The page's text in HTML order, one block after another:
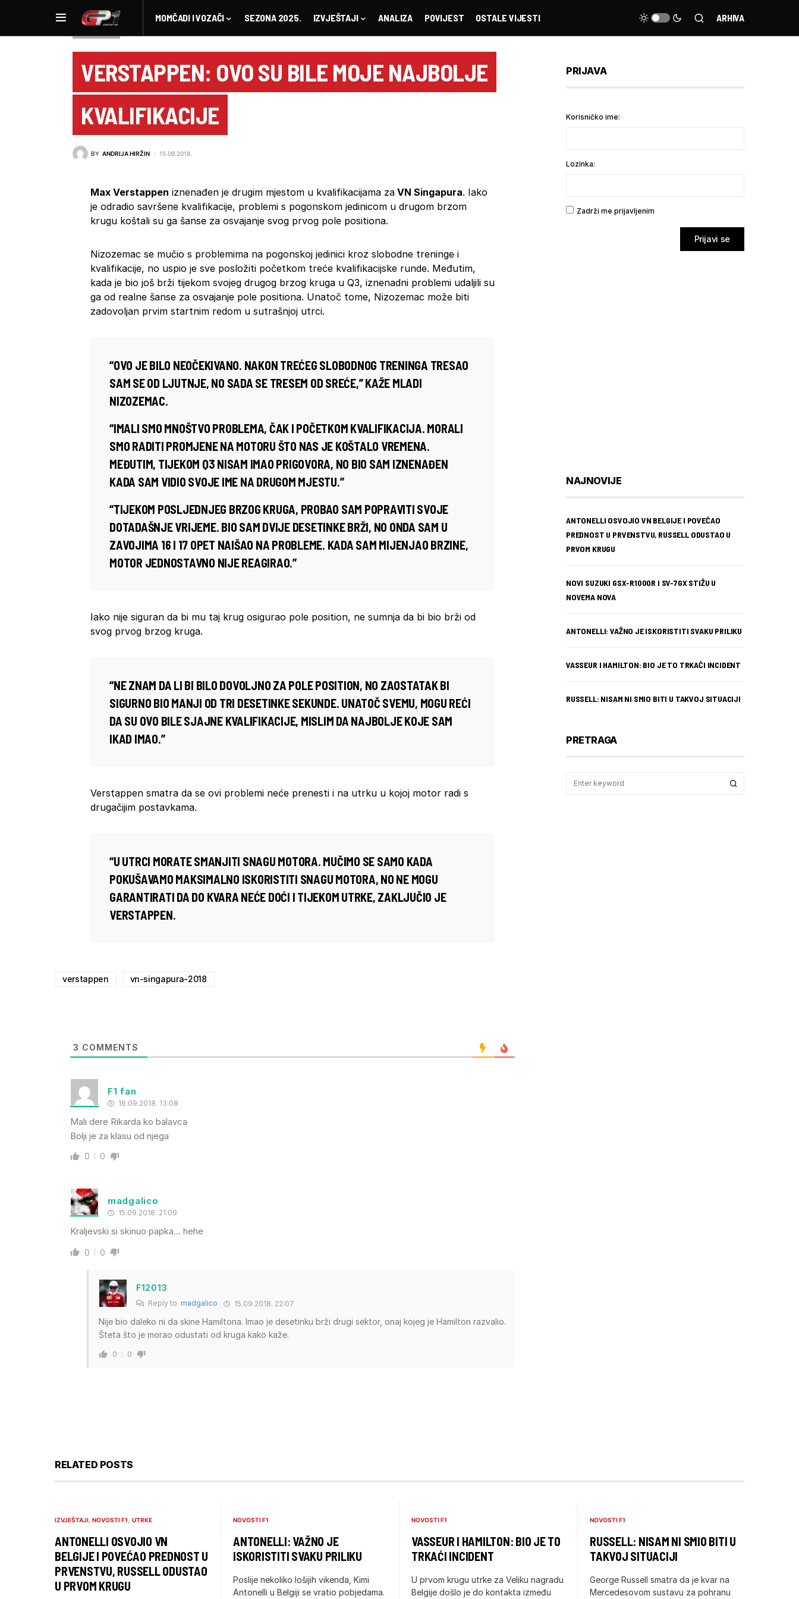
MOMČADI I VOZAČI SEZONA 2025. IZVJEŠTAJI ANALIZA POVIJEST OSTALE VIJESTI ARHIVA
VERSTAPPEN: OVO SU BILE MOJE NAJBOLJE
KVALIFIKACIJE
BY ANDRIJA HIRŽIN 15.09.2018.
Max Verstappen iznenađen je drugim mjestom u kvalifikacijama za VN Singapura. Iako
je odradio savršene kvalifikacije, problemi s pogonskom jedinicom u drugom brzom
krugu koštali su ga šanse za osvajanje svog prvog pole positiona.
Nizozemac se mučio s problemima na pogonskoj jedinici kroz slobodne treninge i
kvalifikacije, no uspio je sve posložiti početkom treće kvalifikacijske runde. Međutim,
kada je bio još brži tijekom svojeg drugog brzog kruga u Q3, iznenadni problemi udaljili su
ga od realne šanse za osvajanje pole positiona. Unatoč tome, Nizozemac može biti
zadovoljan prvim startnim redom u sutrašnjoj utrci.
“OVO JE BILO NEOČEKIVANO. NAKON TREĆEG SLOBODNOG TRENINGA TRESAO
SAM SE OD LJUTNJE, NO SADA SE TRESEM OD SREĆE,” KAŽE MLADI
NIZOZEMAC.
“IMALI SMO MNOŠTVO PROBLEMA, ČAK I POČETKOM KVALIFIKACIJA. MORALI
SMO RADITI PROMJENE NA MOTORU ŠTO NAS JE KOŠTALO VREMENA.
MEĐUTIM, TIJEKOM Q3 NISAM IMAO PRIGOVORA, NO BIO SAM IZNENAĐEN
KADA SAM VIDIO SVOJE IME NA DRUGOM MJESTU.”
“TIJEKOM POSLJEDNJEG BRZOG KRUGA, PROBAO SAM POPRAVITI SVOJE
DOTADAŠNJE VRIJEME. BIO SAM DVIJE DESETINKE BRŽI, NO ONDA SAM U
ZAVOJIMA 16 I 17 OPET NAIŠAO NA PROBLEME. KADA SAM MIJENJAO BRZINE,
MOTOR JEDNOSTAVNO NIJE REAGIRAO.”
Iako nije siguran da bi mu taj krug osigurao pole position, ne sumnja da bi bio brži od
svog prvog brzog kruga.
“NE ZNAM DA LI BI BILO DOVOLJNO ZA POLE POSITION, NO ZAOSTATAK BI
SIGURNO BIO MANJI OD TRI DESETINKE SEKUNDE. UNATOČ SVEMU, MOGU REĆI
DA SU OVO BILE SJAJNE KVALIFIKACIJE, MISLIM DA NAJBOLJE KOJE SAM
IKAD IMAO.”
Verstappen smatra da se ovi problemi neće prenesti i na utrku u kojoj motor radi s
drugačijim postavkama.
“U UTRCI MORATE SMANJITI SNAGU MOTORA. MUČIMO SE SAMO KADA
POKUŠAVAMO MAKSIMALNO ISKORISTITI SNAGU MOTORA, NO NE MOGU
GARANTIRATI DA DO KVARA NEĆE DOĆI I TIJEKOM UTRKE, ZAKLJUČIO JE
VERSTAPPEN.
verstappen vn-singapura-2018
3 COMMENTS
F1 fan
16.09.2018. 13:08
Mali dere Rikarda ko balavca
Bolji je za klasu od njega
0 0
madgalico
15.09.2018. 21:09
Kraljevski si skinuo papka… hehe
0 0
F12013
Reply to madgalico 15.09.2018. 22:07
Nije bio daleko ni da skine Hamiltona. Imao je desetinku brži drugi sektor, onaj kojeg je Hamilton razvalio.
Šteta što je morao odustati od kruga kako kaže.
0 0
PRIJAVA
Korisničko ime:
Lozinka:
Zadrži me prijavljenim
Prijavi se
NAJNOVIJE
ANTONELLI OSVOJIO VN BELGIJE I POVEĆAO
PREDNOST U PRVENSTVU, RUSSELL ODUSTAO U
PRVOM KRUGU
NOVI SUZUKI GSX-R1000R I SV-7GX STIŽU U
NOVEMA NOVA
ANTONELLI: VAŽNO JE ISKORISTITI SVAKU PRILIKU
VASSEUR I HAMILTON: BIO JE TO TRKAĆI INCIDENT
RUSSELL: NISAM NI SMIO BITI U TAKVOJ SITUACIJI
PRETRAGA
RELATED POSTS
IZVJEŠTAJI NOVOSTI F1 UTRKE
ANTONELLI OSVOJIO VN
BELGIJE I POVEĆAO PREDNOST U
PRVENSTVU, RUSSELL ODUSTAO
U PRVOM KRUGU
NOVOSTI F1
ANTONELLI: VAŽNO JE
ISKORISTITI SVAKU PRILIKU
Poslije nekoliko lošijih vikenda, Kimi
Antonelli u Belgiji se vratio pobjedama.
NOVOSTI F1
VASSEUR I HAMILTON: BIO JE TO
TRKAĆI INCIDENT
U prvom krugu utrke za Veliku nagradu
Belgije došlo je do kontakta između
NOVOSTI F1
RUSSELL: NISAM NI SMIO BITI U
TAKVOJ SITUACIJI
George Russell smatra da je kvar na
Mercedesovom sustavu za pohranu